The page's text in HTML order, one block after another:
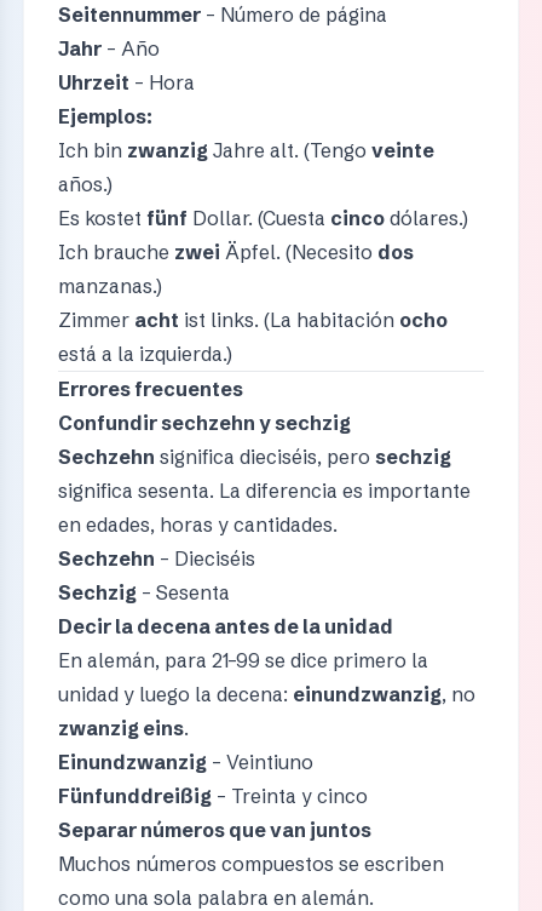
Seitennummer– Número de página
Jahr– Año
Uhrzeit – Hora
Ejemplos:
Ich bin zwanzig Jahre alt. (Tengo veinte
años.)
Es kostet fünf Dollar. (Cuesta cincodólares.)
Ich brauche zwei Äpfel. (Necesito dos
manzanas.)
Zimmer acht ist links. (La habitación ocho
está a la izquierda.)
Errores frecuentes
Confundir sechzehn y sechzig
Sechzehn significa dieciséis, pero sechzig
significa sesenta. La diferencia es importante
en edades, horas y cantidades.
Sechzehn – Dieciséis
Sechzig – Sesenta
Decir la decena antes de la unidad
En alemán, para 21–99 se dice primero la
unidad y luego la decena: einundzwanzig, no
zwanzig eins.
Einundzwanzig – Veintiuno
Fünfunddreißig – Treinta y cinco
Separar números que van juntos
Muchos números compuestos se escriben
como una sola palabra en alemán.